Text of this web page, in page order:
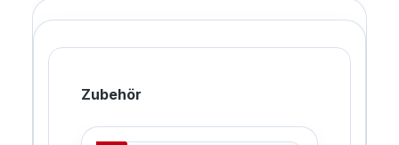
Zubehör